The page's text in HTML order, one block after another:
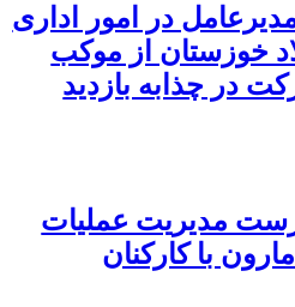
در امور اداری
خوزستان از موکب
در چذابه بازدید
مدیریت عملیات
با کارکنان